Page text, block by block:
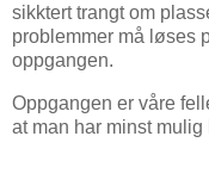
sikktert trangt om
problemmer må løses
oppgangen.
Oppgangen er våre
at man har minst mulig